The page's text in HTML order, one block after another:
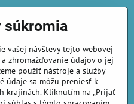
úrade.
.
súkromia
vašej návštevy tejto webovej
zhromažďovanie údajov o jej
použiť nástroje a služby
údaje sa môžu preniesť k
krajinách. Kliknutím na „Prijať